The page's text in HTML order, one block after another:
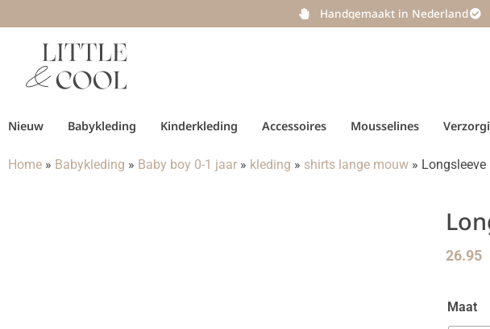
Handgemaakt in Nederland
Nieuw Babykleding Kinderkleding Accessoires Mousselines
Home » Babykleding » Baby boy 0-1 jaar » kleding » shirts lange mouw »
26.95
Maat